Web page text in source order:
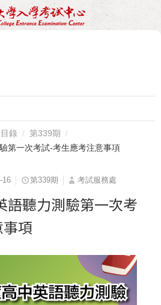
錄
第339期
第一次考試-考生應考注意事項
16 第339期 考試服務處
語聽力測驗第一次考
項